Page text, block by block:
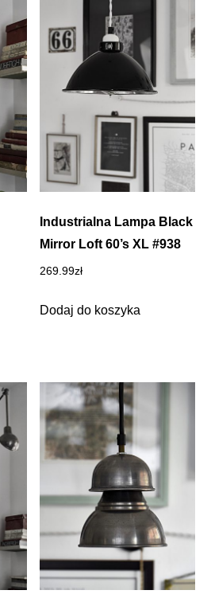
Industrialna Lampa Black
Mirror Loft 60’s XL #938
269.99zł
Dodaj do koszyka